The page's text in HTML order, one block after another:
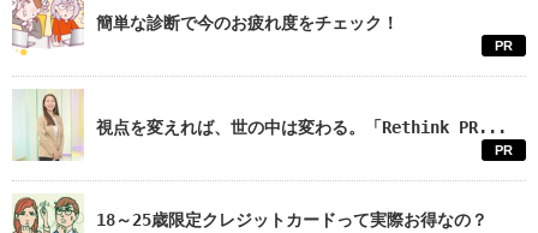
簡単な診断で今のお疲れ度をチェック！
PR
視点を変えれば、世の中は変わる。「Rethink PR...
PR
18～25歳限定クレジットカードって実際お得なの？